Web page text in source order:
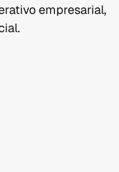
empresarial,